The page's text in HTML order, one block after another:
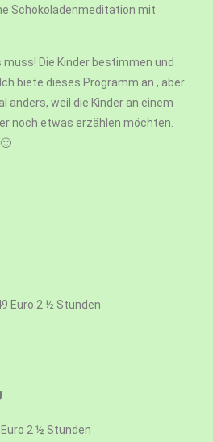
Schokoladenmeditation mit
Die Kinder bestimmen und
biete dieses Programm an , aber
anders, weil die Kinder an einem
noch etwas erzählen möchten.
Euro 2 ½ Stunden
2 ½ Stunden